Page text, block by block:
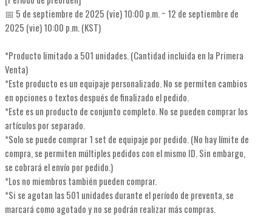
📅 5 de septiembre de 2025 (vie) 10:00 p.m. ~ 12 de septiembre de
2025 (vie) 10:00 p.m. (KST)
*Producto limitado a 501 unidades. (Cantidad incluida en la Primera
Venta)
*Este producto es un equipaje personalizado. No se permiten cambios
en opciones o textos después de finalizado el pedido.
*Este es un producto de conjunto completo. No se pueden comprar los
artículos por separado.
*Solo se puede comprar 1 set de equipaje por pedido. (No hay límite de
compra, se permiten múltiples pedidos con el mismo ID. Sin embargo,
se cobrará el envío por pedido.)
*Los no miembros también pueden comprar.
*Si se agotan las 501 unidades durante el período de preventa, se
marcará como agotado y no se podrán realizar más compras.